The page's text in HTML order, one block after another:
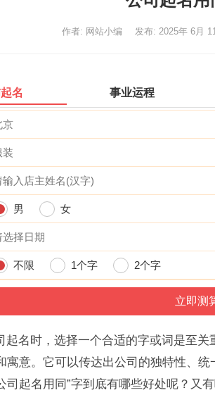
作者: 网站小编 发布: 2025年 6月
名 事业运程
男 女
不限 1个字 2个字
起名时，选择一个合适的字或词是至
寓意。它可以传达出公司的独特性、
司起名用同”字到底有哪些好处呢？又